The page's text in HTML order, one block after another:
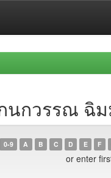
กนกวรรณ ฉิ
0-9 A B C D E F
or enter